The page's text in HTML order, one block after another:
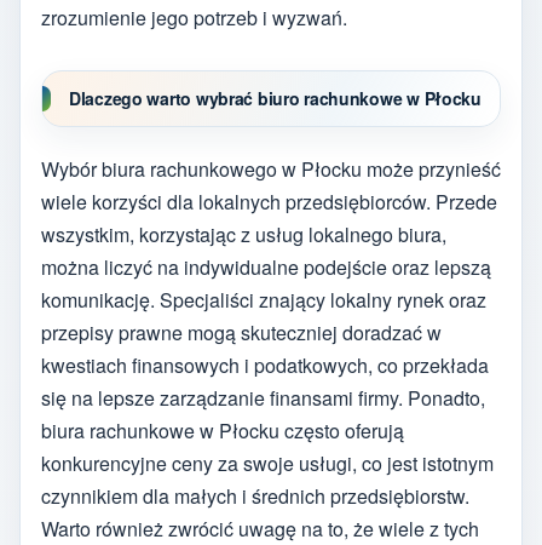
zrozumienie jego potrzeb i wyzwań.
Dlaczego warto wybrać biuro rachunkowe w Płocku
Wybór biura rachunkowego w Płocku może przynieść
wiele korzyści dla lokalnych przedsiębiorców. Przede
wszystkim, korzystając z usług lokalnego biura,
można liczyć na indywidualne podejście oraz lepszą
komunikację. Specjaliści znający lokalny rynek oraz
przepisy prawne mogą skuteczniej doradzać w
kwestiach finansowych i podatkowych, co przekłada
się na lepsze zarządzanie finansami firmy. Ponadto,
biura rachunkowe w Płocku często oferują
konkurencyjne ceny za swoje usługi, co jest istotnym
czynnikiem dla małych i średnich przedsiębiorstw.
Warto również zwrócić uwagę na to, że wiele z tych